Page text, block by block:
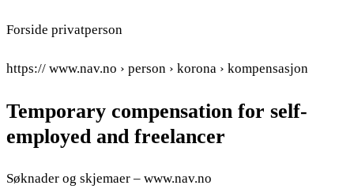
Forside privatperson
https:// www.nav.no › person › korona › kompensasjon
Temporary compensation for self-
employed and freelancer
Søknader og skjemaer – www.nav.no